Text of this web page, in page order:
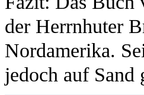
der Herrnhuter
Nordamerika.
jedoch auf Sand